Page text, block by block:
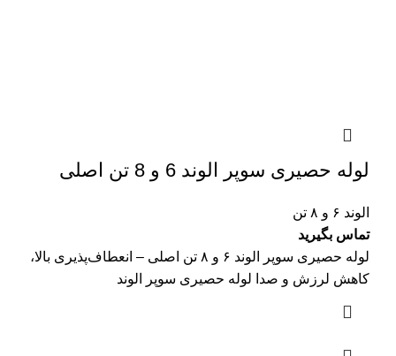
لوله حصیری سوپر الوند 6 و 8 تن اصلی
الوند ۶ و ۸ تن
تماس بگیرید
لوله حصیری سوپر الوند ۶ و ۸ تن اصلی – انعطاف‌پذیری بالا،
کاهش لرزش و صدا لوله حصیری سوپر الوند